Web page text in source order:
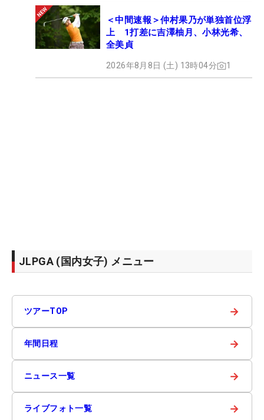
＜中間速報＞仲村果乃が単独首位浮
上 1打差に吉澤柚月、小林光希、
全美貞
2026年8月8日 (土) 13時04分 1
JLPGA (国内女子) メニュー
ツアーTOP →
年間日程 →
ニュース一覧 →
ライブフォト一覧 →